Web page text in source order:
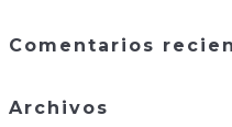
Comentarios
Archivos